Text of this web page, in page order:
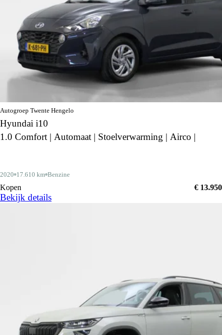
Autogroep Twente Hengelo
Hyundai i10
1.0 Comfort | Automaat | Stoelverwarming | Airco |
2020 17.610 km Benzine
Kopen € 13.950
Bekijk details